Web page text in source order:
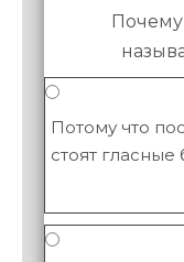
Почему
Потому что
стоят гласные